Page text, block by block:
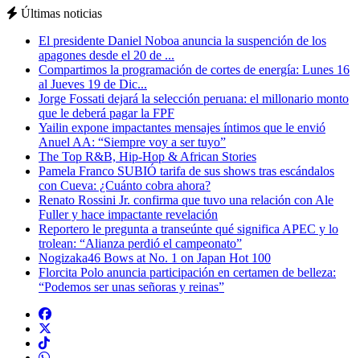
Últimas noticias
El presidente Daniel Noboa anuncia la suspención de los
apagones desde el 20 de ...
Compartimos la programación de cortes de energía: Lunes 16
al Jueves 19 de Dic...
Jorge Fossati dejará la selección peruana: el millonario monto
que le deberá pagar la FPF
Yailin expone impactantes mensajes íntimos que le envió
Anuel AA: “Siempre voy a ser tuyo”
The Top R&B, Hip-Hop & African Stories
Pamela Franco SUBIÓ tarifa de sus shows tras escándalos
con Cueva: ¿Cuánto cobra ahora?
Renato Rossini Jr. confirma que tuvo una relación con Ale
Fuller y hace impactante revelación
Reportero le pregunta a transeúnte qué significa APEC y lo
trolean: “Alianza perdió el campeonato”
Nogizaka46 Bows at No. 1 on Japan Hot 100
Florcita Polo anuncia participación en certamen de belleza:
“Podemos ser unas señoras y reinas”